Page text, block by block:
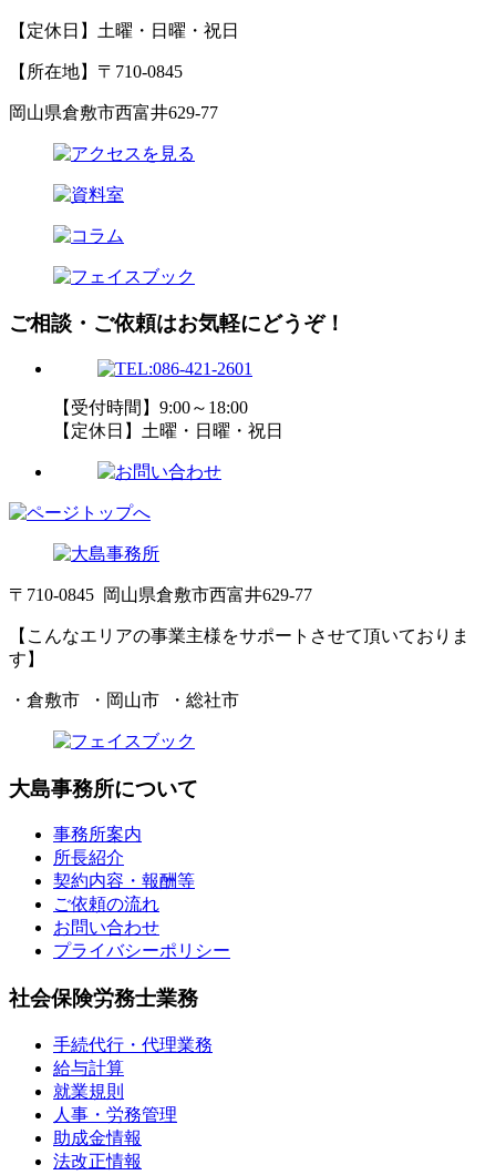
【定休日】土曜・日曜・祝日
【所在地】〒710-0845
岡山県倉敷市西富井629-77
ご相談・ご依頼はお気軽にどうぞ！
【受付時間】9:00～18:00
【定休日】土曜・日曜・祝日
〒710-0845 岡山県倉敷市西富井629-77
【こんなエリアの事業主様をサポートさせて頂いておりま
す】
・倉敷市 ・岡山市 ・総社市
大島事務所について
事務所案内
所長紹介
契約内容・報酬等
ご依頼の流れ
お問い合わせ
プライバシーポリシー
社会保険労務士業務
手続代行・代理業務
給与計算
就業規則
人事・労務管理
助成金情報
法改正情報